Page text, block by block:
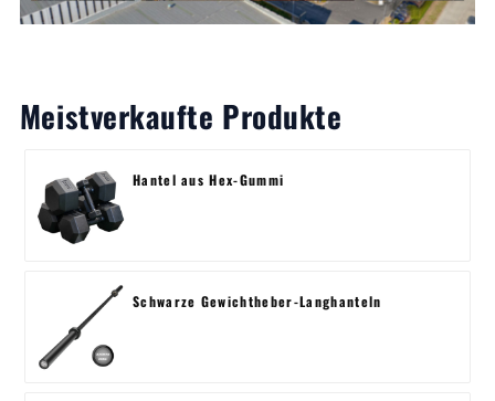
Meistverkaufte Produkte
Hantel aus Hex-Gummi
Schwarze Gewichtheber-Langhanteln